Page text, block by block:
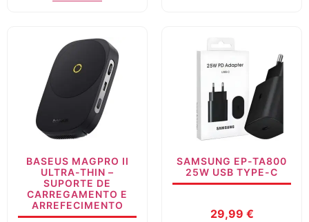
BASEUS MAGPRO II
ULTRA-THIN –
SUPORTE DE
CARREGAMENTO E
ARREFECIMENTO
SAMSUNG EP-TA800
25W USB TYPE-C
29,99 €